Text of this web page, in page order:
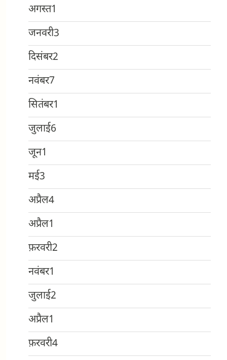
अगस्त1
जनवरी3
दिसंबर2
नवंबर7
सितंबर1
जुलाई6
जून1
मई3
अप्रैल4
अप्रैल1
फ़रवरी2
नवंबर1
जुलाई2
अप्रैल1
फ़रवरी4